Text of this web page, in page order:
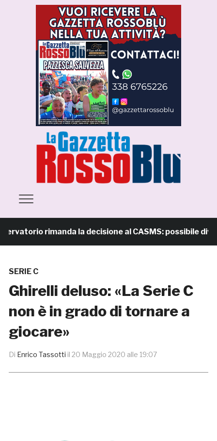
rimanda la decisione al CASMS: possibile divieto
SERIE C
Ghirelli deluso: «La Serie C
non è in grado di tornare a
giocare»
Di Enrico Tassotti il 20 Maggio 2020 alle 19:07